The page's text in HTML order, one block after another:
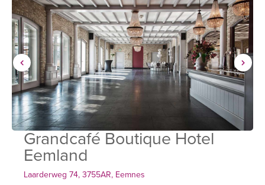
Grandcafé Boutique Hotel
Eemland
Laarderweg 74, 3755AR, Eemnes